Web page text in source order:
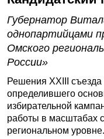
Губернатор
однопартийцами
Омского
России»
Решения XXIII
определившего
избирательной
работы в масштабах
региональном уровне.